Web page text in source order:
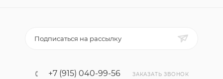
Подписаться на рассылку
+7 (915) 040-99-56 ЗАКАЗАТЬ ЗВОНОК